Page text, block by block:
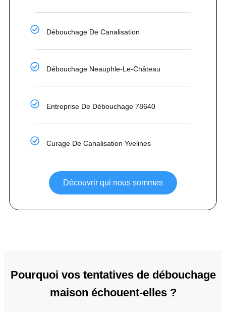
Débouchage De Canalisation
Débouchage Neauphle-Le-Château
Entreprise De Débouchage 78640
Curage De Canalisation Yvelines
Découvrir qui nous sommes
Pourquoi vos tentatives de débouchage
maison échouent-elles ?